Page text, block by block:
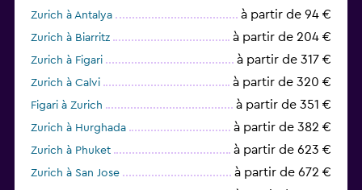
Zurich à Antalya à partir de 94 €
Zurich à Biarritz à partir de 204 €
Zurich à Figari à partir de 317 €
Zurich à Calvi à partir de 320 €
Figari à Zurich à partir de 351 €
Zurich à Hurghada à partir de 382 €
Zurich à Phuket à partir de 623 €
Zurich à San Jose à partir de 672 €